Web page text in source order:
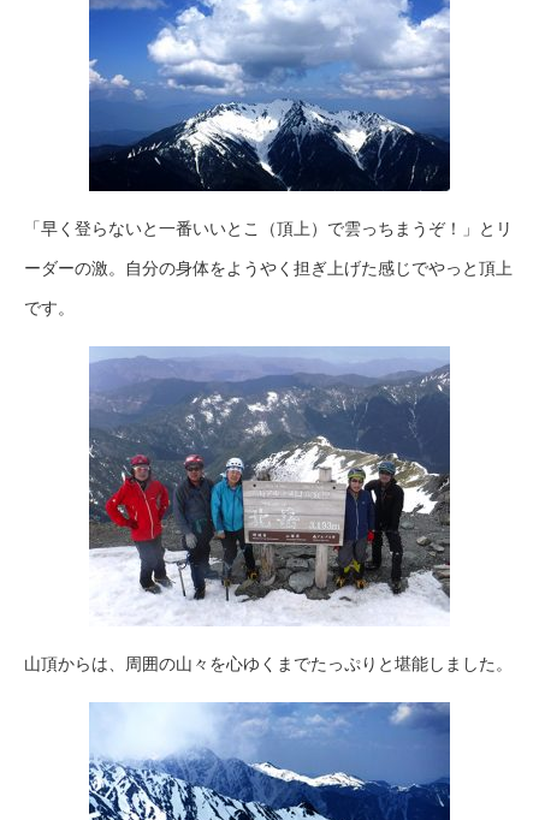
「早く登らないと一番いいとこ（頂上）で雲っちまうぞ！」とリ
ーダーの激。自分の身体をようやく担ぎ上げた感じでやっと頂上
です。
山頂からは、周囲の山々を心ゆくまでたっぷりと堪能しました。